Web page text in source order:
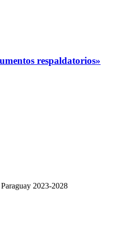
respaldatorios»
2023-2028